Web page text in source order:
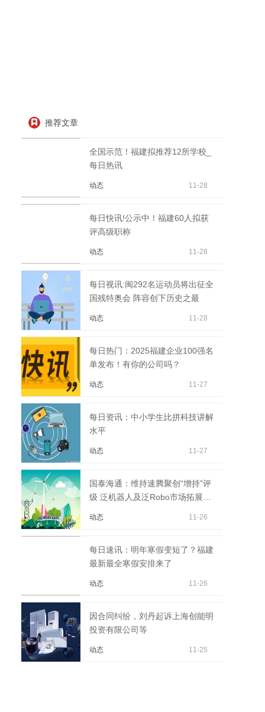
推荐文章
全国示范！福建拟推荐12所学校_
每日热讯
动态 11-28
每日快讯!公示中！福建60人拟获
评高级职称
动态 11-28
每日视讯:闽292名运动员将出征全
国残特奥会 阵容创下历史之最
动态 11-28
每日热门：2025福建企业100强名
单发布！有你的公司吗？
动态 11-27
每日资讯：中小学生比拼科技讲解
水平
动态 11-27
国泰海通：维持速腾聚创“增持”评
级 泛机器人及泛Robo市场拓展多
动态 11-26
每日速讯：明年寒假变短了？福建
最新最全寒假安排来了
动态 11-26
因合同纠纷，刘丹起诉上海创能明
投资有限公司等
动态 11-25